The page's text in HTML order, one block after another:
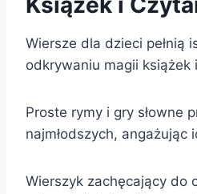
Wiersze dla dzieci pełnią
odkrywaniu magii książek
Proste rymy i gry słowne
najmłodszych, angażując
Wierszyk zachęcający do